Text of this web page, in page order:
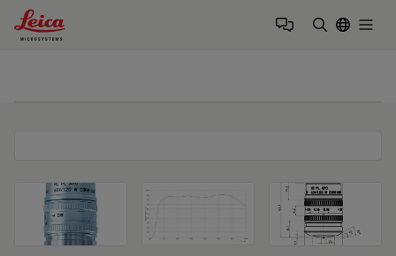
Leica Microsystems Logo